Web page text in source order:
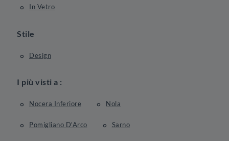
In Vetro
Stile
Design
I più visti a :
Nocera Inferiore Nola
Pomigliano D'Arco Sarno